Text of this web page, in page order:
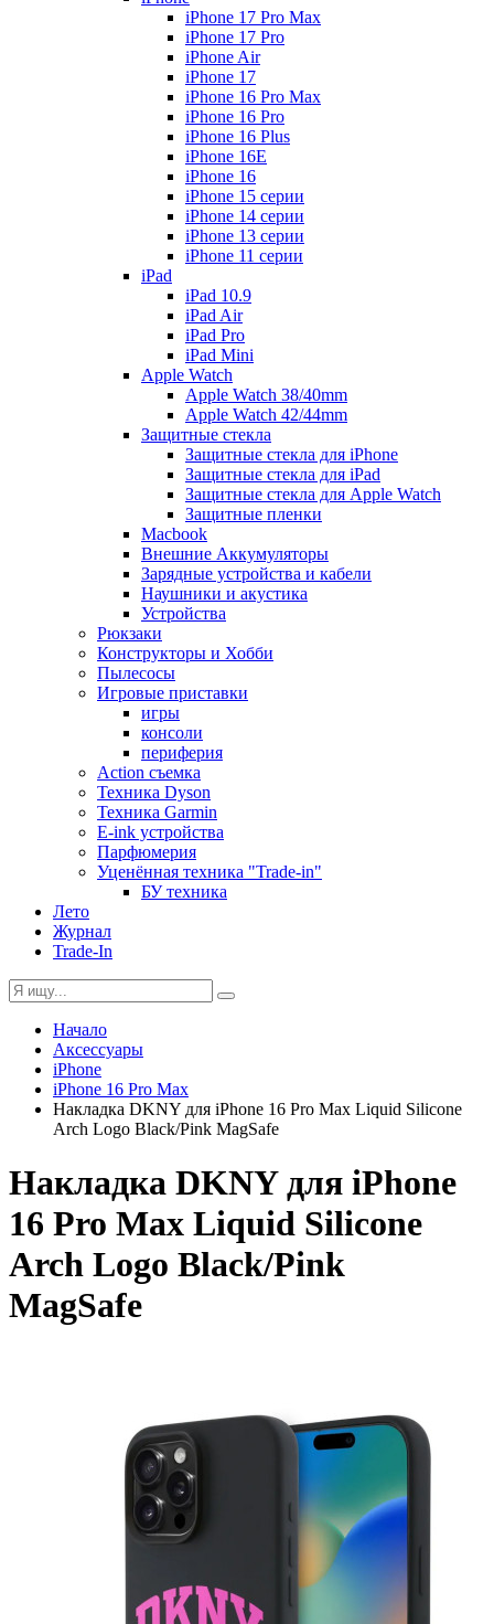
iPhone 17 Pro Max
iPhone 17 Pro
iPhone Air
iPhone 17
iPhone 16 Pro Max
iPhone 16 Pro
iPhone 16 Plus
iPhone 16E
iPhone 16
iPhone 15 серии
iPhone 14 серии
iPhone 13 серии
iPhone 11 серии
iPad
iPad 10.9
iPad Air
iPad Pro
iPad Mini
Apple Watch
Apple Watch 38/40mm
Apple Watch 42/44mm
Защитные стекла
Защитные стекла для iPhone
Защитные стекла для iPad
Защитные стекла для Apple Watch
Защитные пленки
Macbook
Внешние Аккумуляторы
Зарядные устройства и кабели
Наушники и акустика
Устройства
Рюкзаки
Конструкторы и Хобби
Пылесосы
Игровые приставки
игры
консоли
периферия
Action съемка
Техника Dyson
Техника Garmin
E-ink устройства
Парфюмерия
Уценённая техника "Trade-in"
БУ техника
Лето
Журнал
Trade-In
Начало
Аксессуары
iPhone
iPhone 16 Pro Max
Накладка DKNY для iPhone 16 Pro Max Liquid Silicone
Arch Logo Black/Pink MagSafe
Накладка DKNY для iPhone
16 Pro Max Liquid Silicone
Arch Logo Black/Pink
MagSafe